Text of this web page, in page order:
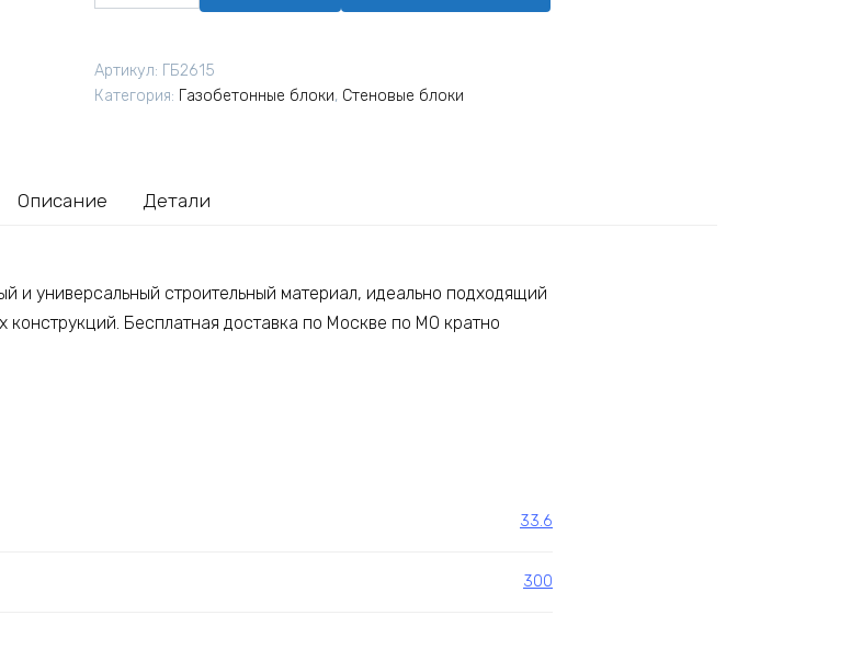
товара
блок
EuroBlock
Артикул: ГБ2615
Категория: Газобетонные блоки, Стеновые блоки
Описание Детали
и универсальный строительный материал, идеально подходящий
конструкций. Бесплатная доставка по Москве по МО кратно
33.6
300